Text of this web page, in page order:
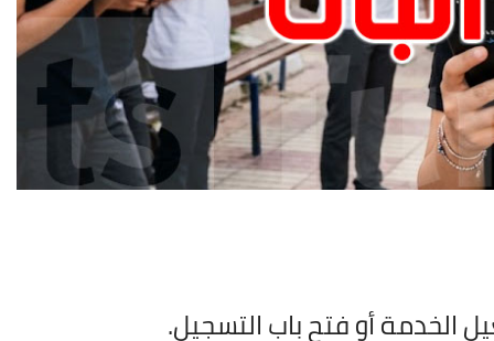
الخدمة أو فتح باب التسجيل.